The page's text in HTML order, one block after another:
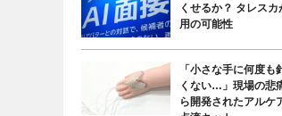
くせるか？ タレスカ
用の可能性
「小さな手に何度も
くない…」現場の悲
ら開発されたアルケ